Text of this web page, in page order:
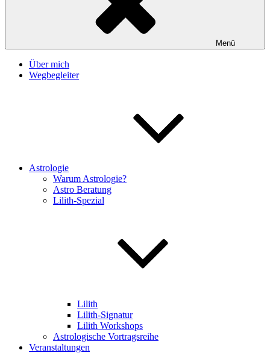
Menü
Über mich
Wegbegleiter
Astrologie
Warum Astrologie?
Astro Beratung
Lilith-Spezial
Lilith
Lilith-Signatur
Lilith Workshops
Astrologische Vortragsreihe
Veranstaltungen